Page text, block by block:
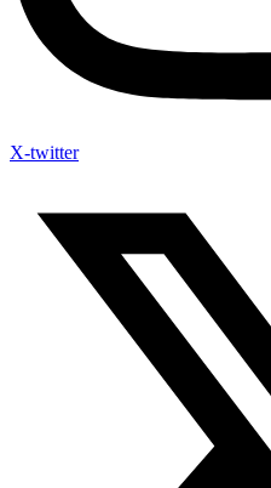
X-twitter